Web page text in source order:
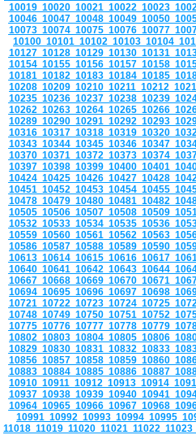
10019 10020 10021 10022 10023
10046 10047 10048 10049 10050
10073 10074 10075 10076 10077
10100 10101 10102 10103 10104
10127 10128 10129 10130 10131
10154 10155 10156 10157 10158
10181 10182 10183 10184 10185
10208 10209 10210 10211 10212
10235 10236 10237 10238 10239
10262 10263 10264 10265 10266
10289 10290 10291 10292 10293
10316 10317 10318 10319 10320
10343 10344 10345 10346 10347
10370 10371 10372 10373 10374
10397 10398 10399 10400 10401
10424 10425 10426 10427 10428
10451 10452 10453 10454 10455
10478 10479 10480 10481 10482
10505 10506 10507 10508 10509
10532 10533 10534 10535 10536
10559 10560 10561 10562 10563
10586 10587 10588 10589 10590
10613 10614 10615 10616 10617
10640 10641 10642 10643 10644
10667 10668 10669 10670 10671
10694 10695 10696 10697 10698
10721 10722 10723 10724 10725
10748 10749 10750 10751 10752
10775 10776 10777 10778 10779
10802 10803 10804 10805 10806
10829 10830 10831 10832 10833
10856 10857 10858 10859 10860
10883 10884 10885 10886 10887
10910 10911 10912 10913 10914
10937 10938 10939 10940 10941
10964 10965 10966 10967 10968
10991 10992 10993 10994 10995
11018 11019 11020 11021 11022 11023